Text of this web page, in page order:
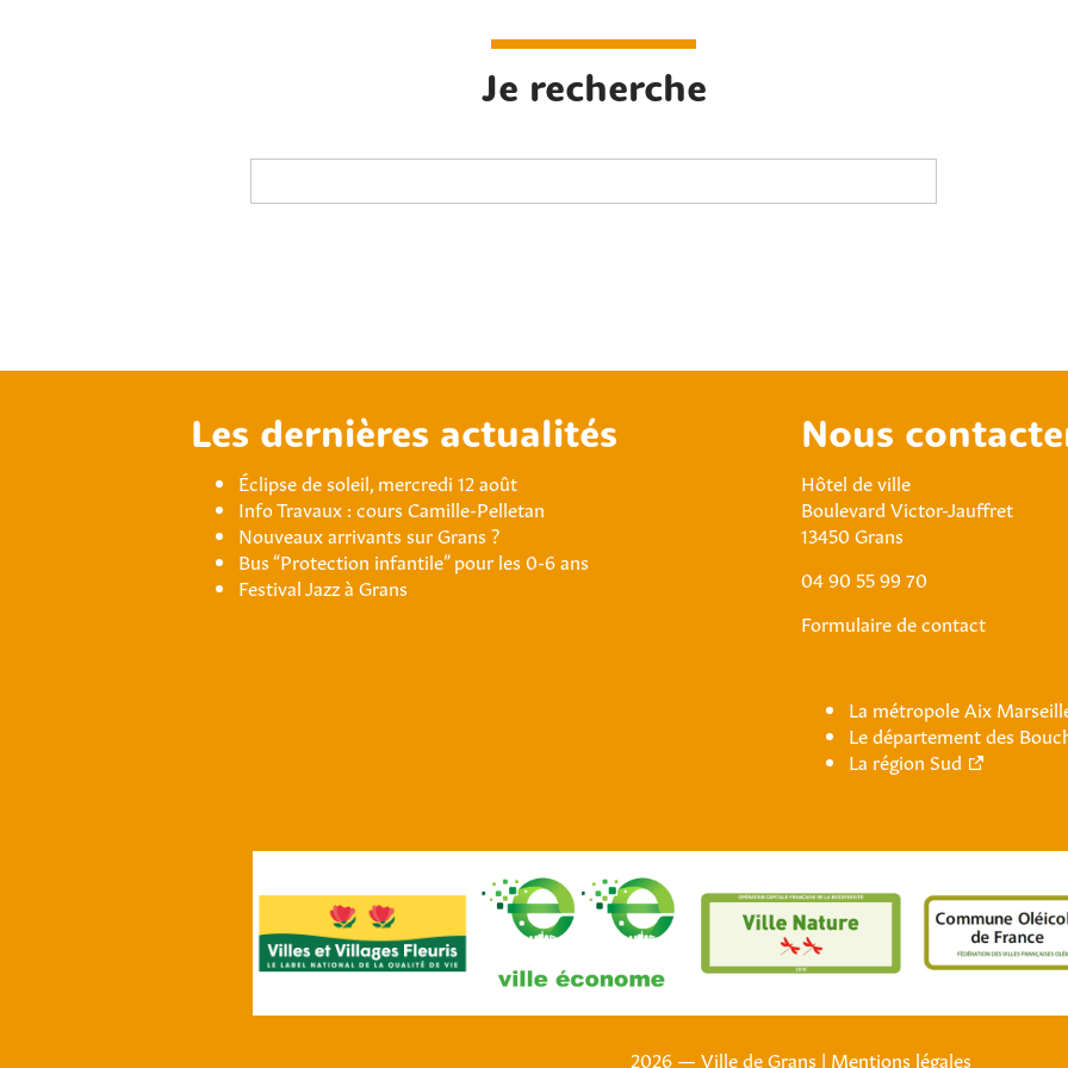
Je recherche
Les dernières actualités
Éclipse de soleil, mercredi 12 août
Info Travaux : cours Camille-Pelletan
Nouveaux arrivants sur Grans ?
Bus “Protection infantile” pour les 0-6 ans
Festival Jazz à Grans
Nous
Hôtel de ville
Boulevard Victor-Jauffret
13450 Grans
04 90 55 99 70
Formulaire de contact
La métropole Aix
Le département des
La région Sud
2026 — Ville de Grans | Mentions légales